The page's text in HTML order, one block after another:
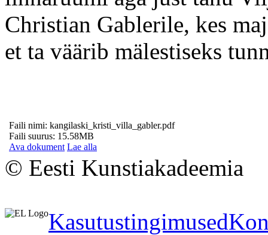
Christian Gablerile, kes
et ta väärib mälestiseks
Faili nimi: kangilaski_kristi_villa_gabler.pdf
Faili suurus: 15.58MB
Ava dokument Lae alla
© Eesti Kunstiakadeemia
Kasutustingimused